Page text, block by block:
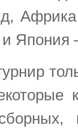
Япония